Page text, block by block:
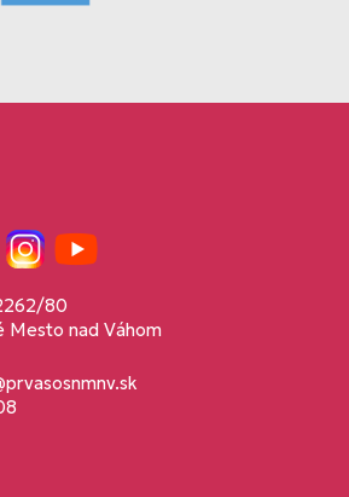
InstagramYouTube
80
Mesto nad Váhom